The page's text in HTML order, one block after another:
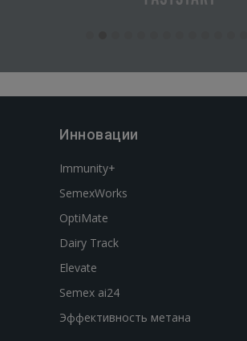
Инновации
Immunity+
SemexWorks
OptiMate
Dairy Track
Elevate
Semex ai24
Эффективность метана